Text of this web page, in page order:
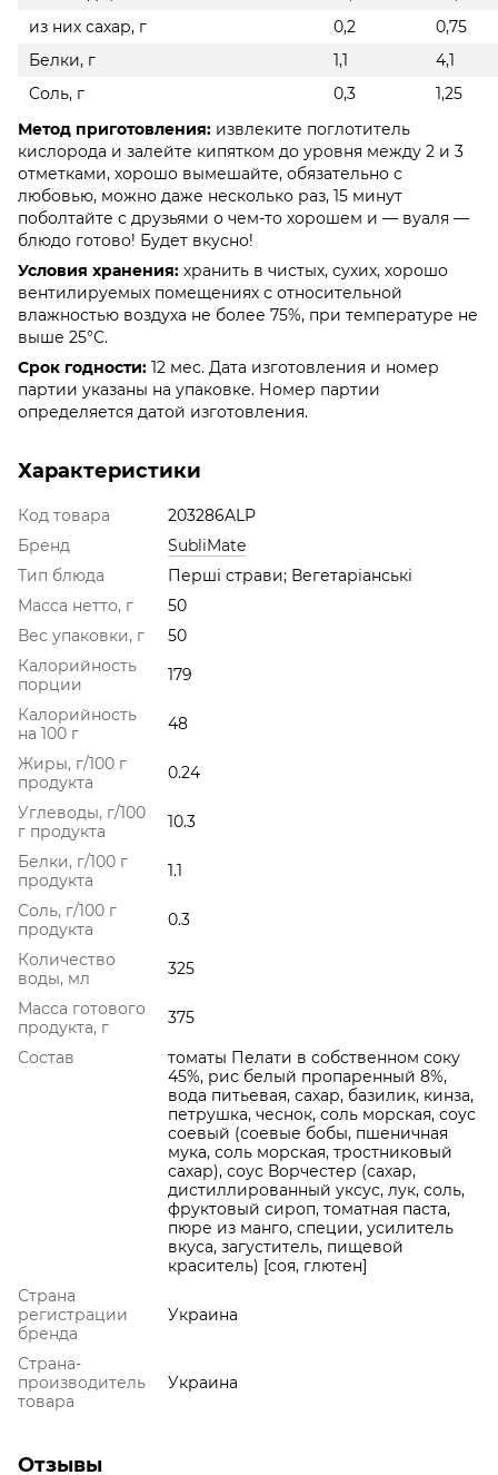
из них сахар, г
0,2
0,75
Белки, г
1,1
4,1
Соль, г
0,3
1,25
Метод приготовления: извлеките поглотитель
кислорода и залейте кипятком до уровня между 2 и 3
отметками, хорошо вымешайте, обязательно с
любовью, можно даже несколько раз, 15 минут
поболтайте с друзьями о чем-то хорошем и — вуаля —
блюдо готово! Будет вкусно!
Условия хранения: хранить в чистых, сухих, хорошо
вентилируемых помещениях с относительной
влажностью воздуха не более 75%, при температуре не
выше 25°С.
Срок годности: 12 мес. Дата изготовления и номер
партии указаны на упаковке. Номер партии
определяется датой изготовления.
Характеристики
Код товара
203286ALP
Бренд
SubliMate
Тип блюда
Перші страви; Вегетаріанські
Масса нетто, г
50
Вес упаковки, г
50
Калорийность
порции
179
Калорийность
на 100 г
48
Жиры, г/100 г
продукта
0.24
Углеводы, г/100
г продукта
10.3
Белки, г/100 г
продукта
1.1
Соль, г/100 г
продукта
0.3
Количество
воды, мл
325
Масса готового
продукта, г
375
Состав
томаты Пелати в собственном соку
45%, рис белый пропаренный 8%,
вода питьевая, сахар, базилик, кинза,
петрушка, чеснок, соль морская, соус
соевый (соевые бобы, пшеничная
мука, соль морская, тростниковый
сахар), соус Ворчестер (сахар,
дистиллированный уксус, лук, соль,
фруктовый сироп, томатная паста,
пюре из манго, специи, усилитель
вкуса, загуститель, пищевой
краситель) [соя, глютен]
Страна
регистрации
бренда
Украина
Страна-
производитель
товара
Украина
Отзывы